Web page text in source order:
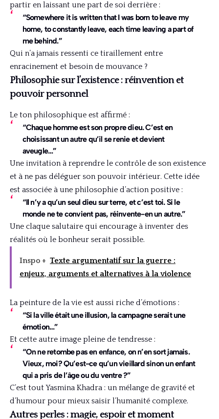
partir en laissant une part de soi derrière :
“Somewhere it is written that I was born to leave my
home, to constantly leave, each time leaving a part of
me behind.”
Qui n’a jamais ressenti ce tiraillement entre
enracinement et besoin de mouvance ?
Philosophie sur l’existence : réinvention et
pouvoir personnel
Le ton philosophique est affirmé :
“Chaque homme est son propre dieu. C’est en
choisissant un autre qu’il se renie et devient
aveugle…”
Une invitation à reprendre le contrôle de son existence
et à ne pas déléguer son pouvoir intérieur. Cette idée
est associée à une philosophie d’action positive :
“Il n’y a qu’un seul dieu sur terre, et c’est toi. Si le
monde ne te convient pas, réinvente-en un autre.”
Une claque salutaire qui encourage à inventer des
réalités où le bonheur serait possible.
Inspo + Texte argumentatif sur la guerre :
enjeux, arguments et alternatives à la violence
La peinture de la vie est aussi riche d’émotions :
“Si la ville était une illusion, la campagne serait une
émotion…”
Et cette autre image pleine de tendresse :
“On ne retombe pas en enfance, on n’en sort jamais.
Vieux, moi? Qu’est-ce qu’un vieillard sinon un enfant
qui a pris de l’âge ou du ventre ?”
C’est tout Yasmina Khadra : un mélange de gravité et
d’humour pour mieux saisir l’humanité complexe.
Autres perles : magie, espoir et moment